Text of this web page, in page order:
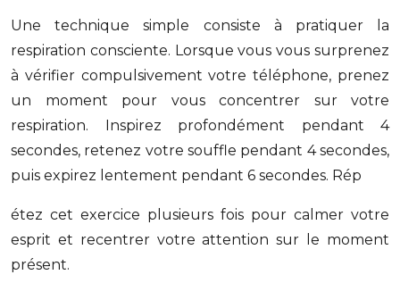
Une technique simple consiste à pratiquer la
respiration consciente. Lorsque vous vous surprenez
à vérifier compulsivement votre téléphone, prenez
un moment pour vous concentrer sur votre
respiration. Inspirez profondément pendant 4
secondes, retenez votre souffle pendant 4 secondes,
puis expirez lentement pendant 6 secondes. Rép
étez cet exercice plusieurs fois pour calmer votre
esprit et recentrer votre attention sur le moment
présent.